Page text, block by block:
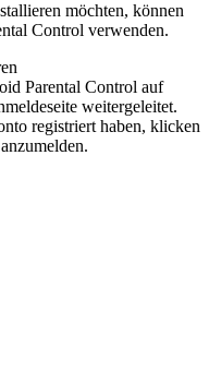
möchten, können
Control verwenden.
Parental Control auf
weitergeleitet.
registriert haben, klicken